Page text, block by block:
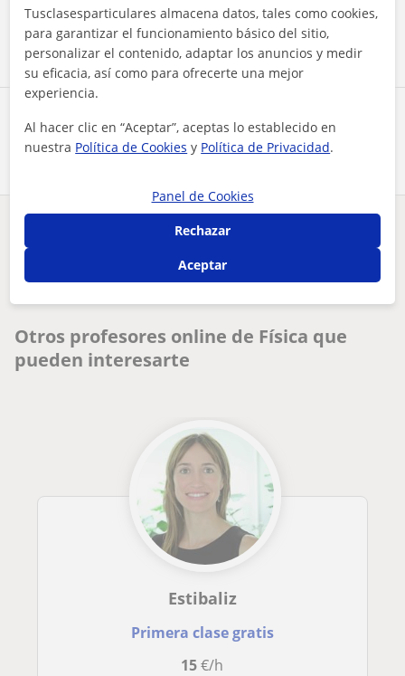
Comparte a este profesor
Contactar ahora
¿Hay algún error en este perfil?
Tus clases particulares On-line
Física
Otros profesores online de Física que
pueden interesarte
Estibaliz
Primera clase gratis
15€/h
Tusclasesparticulares almacena datos, tales como cookies,
para garantizar el funcionamiento básico del sitio,
personalizar el contenido, adaptar los anuncios y medir
su eficacia, así como para ofrecerte una mejor
experiencia.
Al hacer clic en “Aceptar”, aceptas lo establecido en
nuestra Política de Cookies y Política de Privacidad.
Panel de Cookies
Rechazar
Aceptar